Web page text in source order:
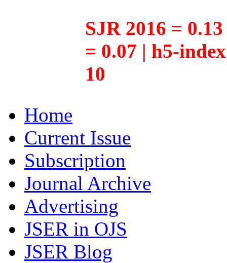
SJR 2016 =
= 0.07 | h5-
10
Home
Current Issue
Subscription
Journal Archive
Advertising
JSER in OJS
JSER Blog